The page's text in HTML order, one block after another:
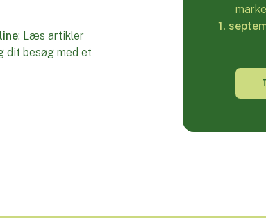
: Læs artikler
dit besøg med et
1.